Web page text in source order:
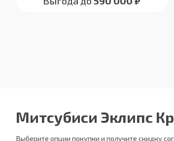
Митсубиси Эклипс
Выберите опции покупки и получите скидку